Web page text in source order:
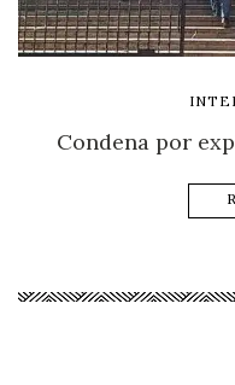
Condena por